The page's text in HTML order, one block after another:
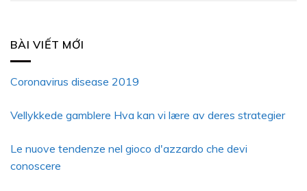
BÀI VIẾT MỚI
Coronavirus disease 2019
Vellykkede gamblere Hva kan vi lære av deres strategier
Le nuove tendenze nel gioco d'azzardo che devi
conoscere